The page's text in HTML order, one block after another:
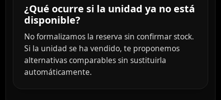
¿Qué ocurre si la unidad ya no está
disponible?
No formalizamos la reserva sin confirmar stock.
Si la unidad se ha vendido, te proponemos
alternativas comparables sin sustituirla
automáticamente.